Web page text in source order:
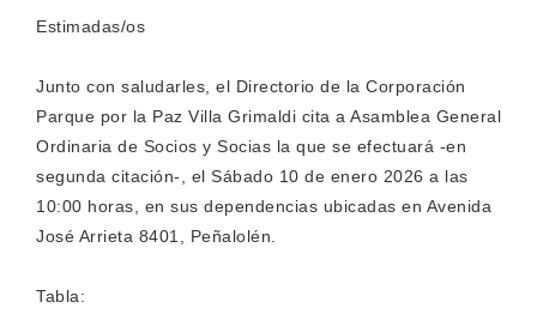
Estimadas/os
Junto con saludarles, el Directorio de la Corporación
Parque por la Paz Villa Grimaldi cita a Asamblea General
Ordinaria de Socios y Socias la que se efectuará -en
segunda citación-, el Sábado 10 de enero 2026 a las
10:00 horas, en sus dependencias ubicadas en Avenida
José Arrieta 8401, Peñalolén.
Tabla: